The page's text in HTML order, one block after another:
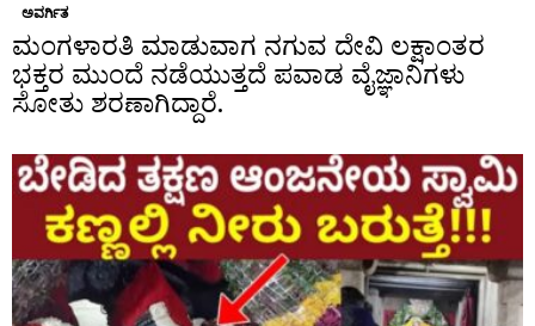
ಅವರ್ಗಿತ
ಮಂಗಳಾರತಿ ಮಾಡುವಾಗ ನಗುವ ದೇವಿ ಲಕ್ಷಾಂತರ
ಭಕ್ತರ ಮುಂದೆ ನಡೆಯುತ್ತದೆ ಪವಾಡ ವೈಜ್ಞಾನಿಗಳು
ಸೋತು ಶರಣಾಗಿದ್ದಾರೆ.